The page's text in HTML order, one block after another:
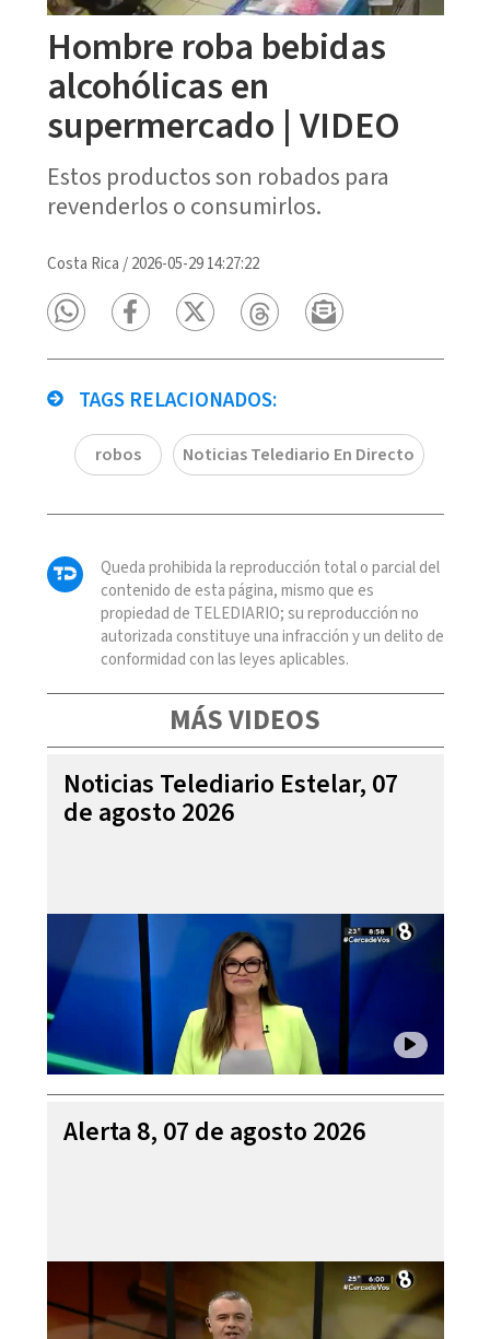
Hombre roba bebidas
alcohólicas en
supermercado | VIDEO
Estos productos son robados para
revenderlos o consumirlos.
Costa Rica /2026-05-29 14:27:22
TAGS RELACIONADOS:
robos Noticias Telediario En Directo
Queda prohibida la reproducción total o parcial del
contenido de esta página, mismo que es
propiedad de TELEDIARIO; su reproducción no
autorizada constituye una infracción y un delito de
conformidad con las leyes aplicables.
MÁS VIDEOS
Noticias Telediario Estelar, 07
de agosto 2026
Alerta 8, 07 de agosto 2026